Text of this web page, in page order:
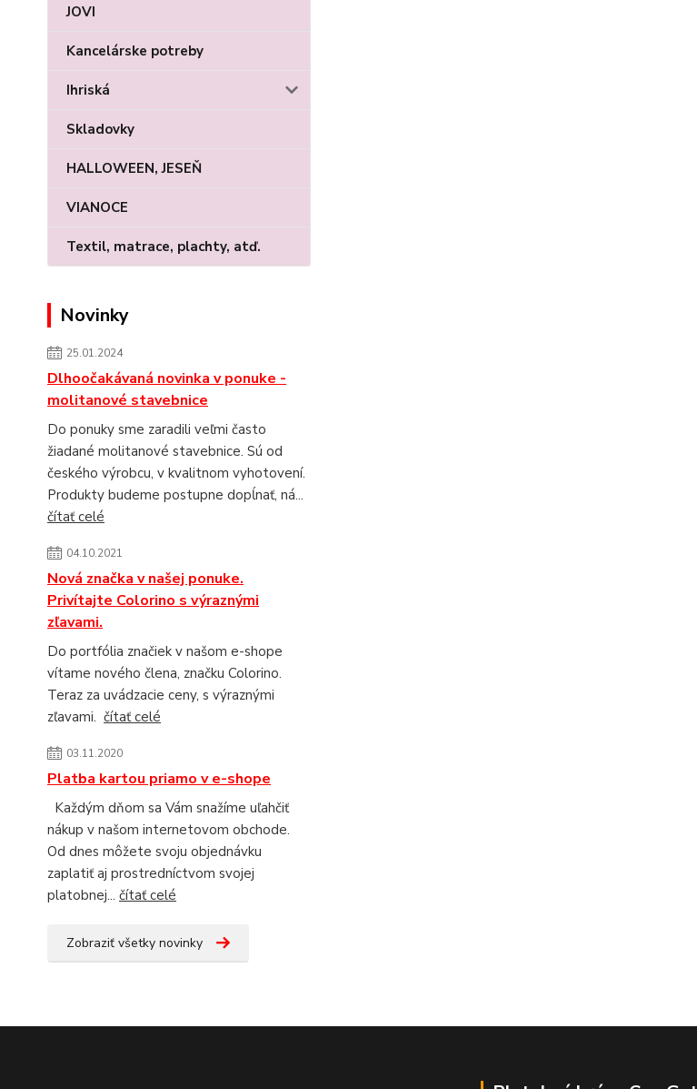
JOVI
Kancelárske potreby
Ihriská
Skladovky
HALLOWEEN, JESEŇ
VIANOCE
Textil, matrace, plachty, atď.
Novinky
25.01.2024
Dlhoočakávaná novinka v ponuke -
molitanové stavebnice
Do ponuky sme zaradili veľmi často
žiadané molitanové stavebnice. Sú od
českého výrobcu, v kvalitnom vyhotovení.
Produkty budeme postupne dopĺnať, ná...
čítať celé
04.10.2021
Nová značka v našej ponuke.
Privítajte Colorino s výraznými
zľavami.
Do portfólia značiek v našom e-shope
vítame nového člena, značku Colorino.
Teraz za uvádzacie ceny, s výraznými
zľavami. čítať celé
03.11.2020
Platba kartou priamo v e-shope
Každým dňom sa Vám snažíme uľahčiť
nákup v našom internetovom obchode.
Od dnes môžete svoju objednávku
zaplatiť aj prostredníctvom svojej
platobnej... čítať celé
Zobraziť všetky novinky